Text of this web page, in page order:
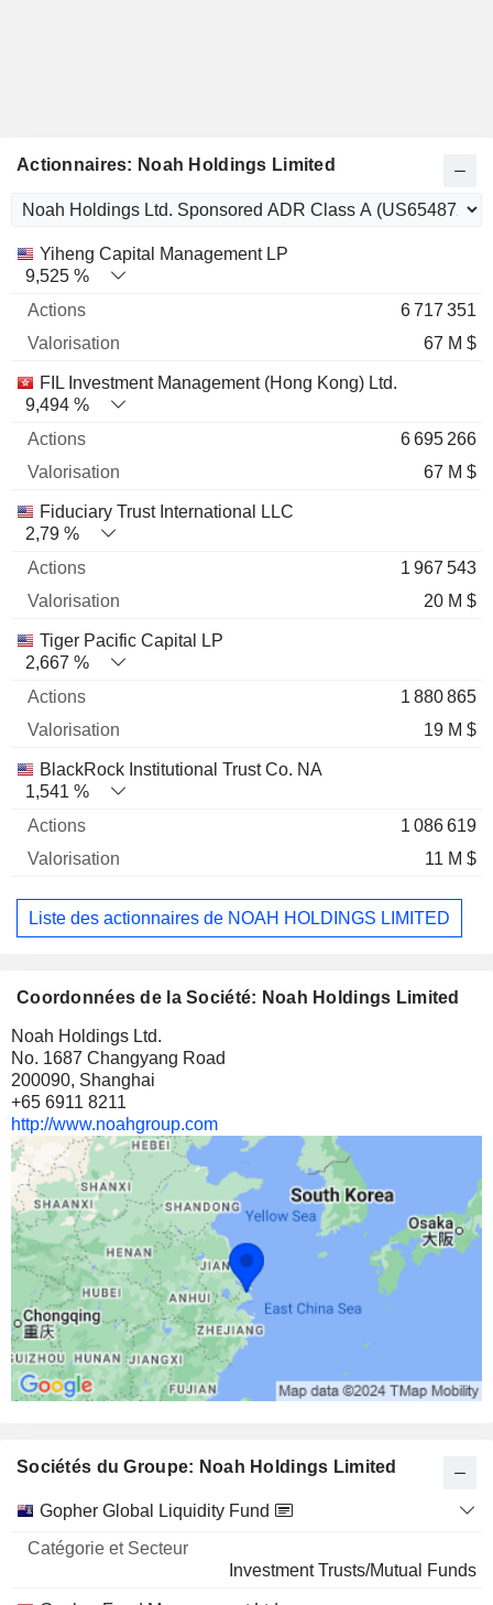
Actionnaires: Noah Holdings Limited
Nom Actions % Valorisation
Yiheng Capital Management LP
9,525 %
6 717 351
67 M $
FIL Investment Management (Hong Kong) Ltd.
9,494 %
6 695 266
67 M $
Fiduciary Trust International LLC
2,79 %
1 967 543
20 M $
Tiger Pacific Capital LP
2,667 %
1 880 865
19 M $
BlackRock Institutional Trust Co. NA
1,541 %
1 086 619
11 M $
Liste des actionnaires de NOAH HOLDINGS LIMITED
Coordonnées de la Société: Noah Holdings Limited
Noah Holdings Ltd.
No. 1687 Changyang Road
200090, Shanghai
+65 6911 8211
http://www.noahgroup.com
Sociétés du Groupe: Noah Holdings Limited
Nom
Catégorie
Secteur
Gopher Global Liquidity Fund
Investment Trusts/Mutual Funds